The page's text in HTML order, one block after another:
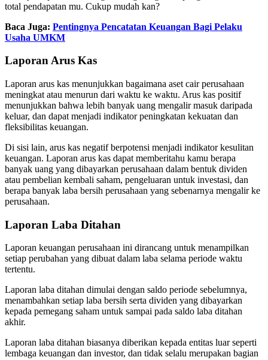
total pendapatan mu. Cukup mudah kan?
Baca Juga: Pentingnya Pencatatan Keuangan Bagi Pelaku
Usaha UMKM
Laporan Arus Kas
Laporan arus kas menunjukkan bagaimana aset cair perusahaan
meningkat atau menurun dari waktu ke waktu. Arus kas positif
menunjukkan bahwa lebih banyak uang mengalir masuk daripada
keluar, dan dapat menjadi indikator peningkatan kekuatan dan
fleksibilitas keuangan.
Di sisi lain, arus kas negatif berpotensi menjadi indikator kesulitan
keuangan. Laporan arus kas dapat memberitahu kamu berapa
banyak uang yang dibayarkan perusahaan dalam bentuk dividen
atau pembelian kembali saham, pengeluaran untuk investasi, dan
berapa banyak laba bersih perusahaan yang sebenarnya mengalir ke
perusahaan.
Laporan Laba Ditahan
Laporan keuangan perusahaan ini dirancang untuk menampilkan
setiap perubahan yang dibuat dalam laba selama periode waktu
tertentu.
Laporan laba ditahan dimulai dengan saldo periode sebelumnya,
menambahkan setiap laba bersih serta dividen yang dibayarkan
kepada pemegang saham untuk sampai pada saldo laba ditahan
akhir.
Laporan laba ditahan biasanya diberikan kepada entitas luar seperti
lembaga keuangan dan investor, dan tidak selalu merupakan bagian